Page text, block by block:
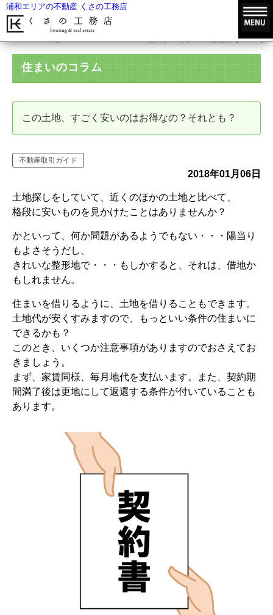
浦和エリアの不動産 くさの工務店
この土地、すごく安いのはお得なの？そ
住まいのコラム
この土地、すごく安いのはお得なの？それとも？
不動産取引ガイド
2018年01月06日
土地探しをしていて、近くのほかの土地と比べて、
格段に安いものを見かけたことはありませんか？
かといって、何か問題があるようでもない・・・陽当り
もよさそうだし、
きれいな整形地で・・・もしかすると、それは、借地か
もしれません。
住まいを借りるように、土地を借りることもできます。
土地代が安くすみますので、もっといい条件の住まいに
できるかも？
このとき、いくつか注意事項がありますのでおさえてお
きましょう。
まず、家賃同様、毎月地代を支払います。また、契約期
間満了後は更地にして返還する条件が付いていることも
あります。